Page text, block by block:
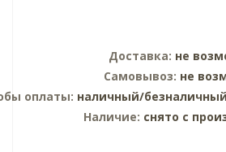
Доставка: не
Самовывоз: не
оплаты: наличный/
Наличие: снято с